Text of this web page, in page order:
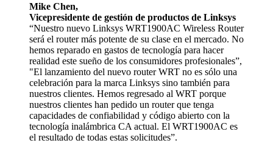
Mike Chen,
Vicepresidente de gestión de productos de Linksys
“Nuestro nuevo Linksys WRT1900AC Wireless Router
será el router más potente de su clase en el mercado. No
hemos reparado en gastos de tecnología para hacer
realidad este sueño de los consumidores profesionales”,
"El lanzamiento del nuevo router WRT no es sólo una
celebración para la marca Linksys sino también para
nuestros clientes. Hemos regresado al WRT porque
nuestros clientes han pedido un router que tenga
capacidades de confiabilidad y código abierto con la
tecnología inalámbrica CA actual. El WRT1900AC es
el resultado de todas estas solicitudes”.